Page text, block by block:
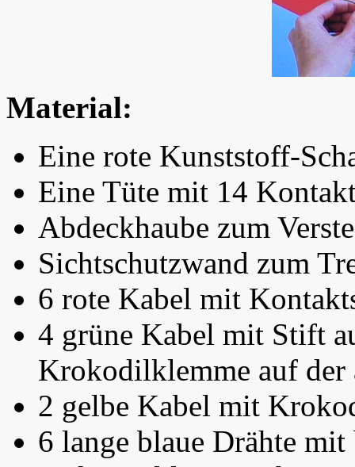
Material:
Eine rote Kunststoff-
Eine Tüte mit 14
Abdeckhaube zum
Sichtschutzwand zum
6 rote Kabel mit
4 grüne Kabel mit Stift
Krokodilklemme auf der
2 gelbe Kabel mit
6 lange blaue Drähte